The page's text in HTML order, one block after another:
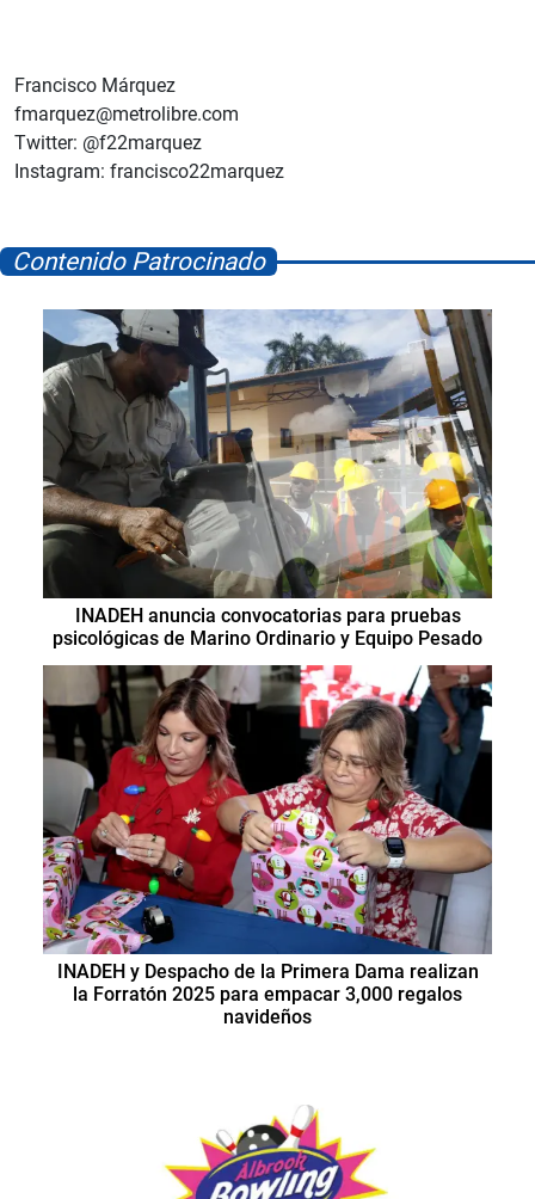
Francisco Márquez
fmarquez@metrolibre.com
Twitter: @f22marquez
Instagram: francisco22marquez
Contenido Patrocinado
INADEH anuncia convocatorias para pruebas
psicológicas de Marino Ordinario y Equipo Pesado
INADEH y Despacho de la Primera Dama realizan
la Forratón 2025 para empacar 3,000 regalos
navideños